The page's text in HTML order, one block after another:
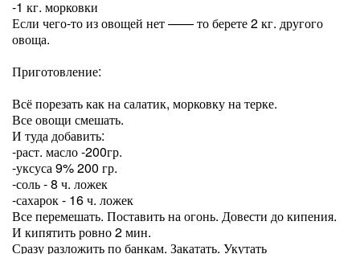
-1 кг. морковки
Если чего-то из овощей нет —— то берете 2 кг. другого
овоща.
Приготовление:
Всё порезать как на салатик, морковку на терке.
Все овощи смешать.
И туда добавить:
-раст. масло -200гр.
-уксуса 9% 200 гр.
-соль - 8 ч. ложек
-сахарок - 16 ч. ложек
Все перемешать. Поставить на огонь. Довести до кипения.
И кипятить ровно 2 мин.
Сразу разложить по банкам. Закатать. Укутать